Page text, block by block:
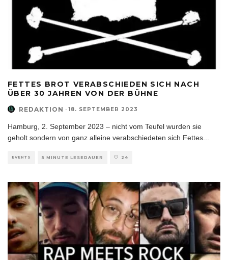
FETTES BROT VERABSCHIEDEN SICH NACH
ÜBER 30 JAHREN VON DER BÜHNE
REDAKTION · 18. SEPTEMBER 2023
Hamburg, 2. September 2023 – nicht vom Teufel wurden sie
geholt sondern von ganz alleine verabschiedeten sich Fettes
EVENTS 5 MINUTE LESEDAUER 24